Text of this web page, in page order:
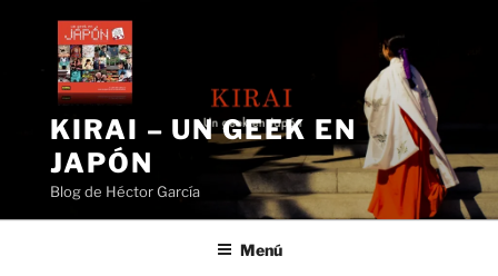
contenido
KIRAI – UN GEEK EN
JAPÓN
Blog de Héctor García
Menú